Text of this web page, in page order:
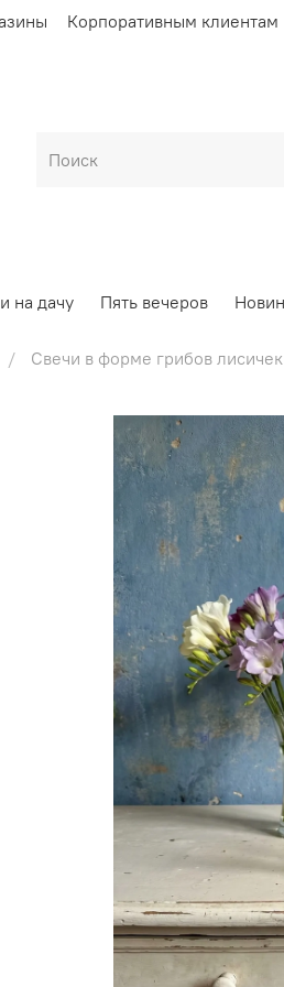
Корпоративным клиентам
на дачу Пять вечеров
Свечи в форме грибов лисичек